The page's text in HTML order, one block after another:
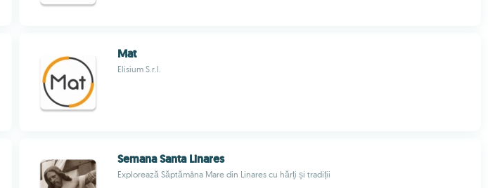
Mat
Elisium S.r.l.
Semana Santa Linares
Explorează Săptămâna Mare din Linares cu hărți și tradiții